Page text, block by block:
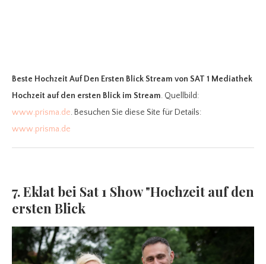
Beste Hochzeit Auf Den Ersten Blick Stream von SAT 1 Mediathek
Hochzeit auf den ersten Blick im Stream. Quellbild:
www.prisma.de. Besuchen Sie diese Site für Details:
www.prisma.de
7. Eklat bei Sat 1 Show "Hochzeit auf den
ersten Blick